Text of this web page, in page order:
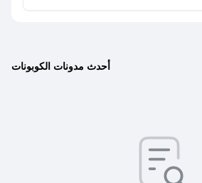
أحدث مدونات الكوبونات